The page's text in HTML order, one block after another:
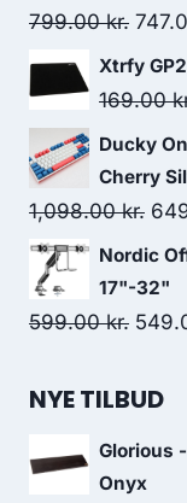
799.00kr.
price
was:
Xtrfy
169.00
Ducky
Cherry
1,098.00kr.
was:
Nordic
17"-32"
599.00kr.
was:
NYE TILBUD
Glorious
Onyx